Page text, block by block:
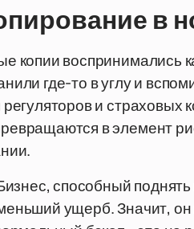
в
копии воспринимались
где-то в углу и
и
в элемент
способный
ущерб. Значит,